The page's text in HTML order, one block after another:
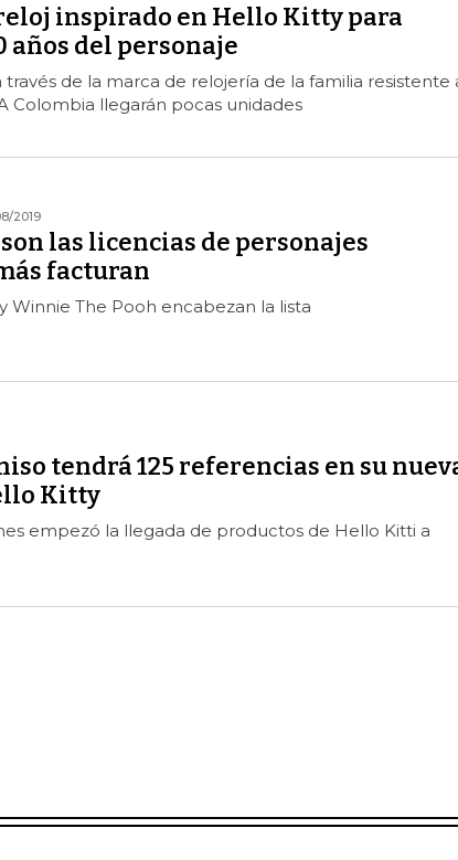
inspirado en Hello Kitty para
años del personaje
través de la marca de relojería de la familia resistente
Colombia llegarán pocas unidades
2019
las licencias de personajes
facturan
Winnie The Pooh encabezan la lista
tendrá 125 referencias en su
Kitty
empezó la llegada de productos de Hello Kitti a